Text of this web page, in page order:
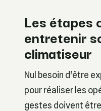
Les étapes
entretenir
climatiseur
Nul besoin d'être
pour réaliser les
gestes doivent